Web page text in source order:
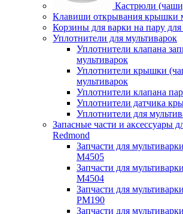
Кастрюли
Клавиши открывания крышки
Корзины для варки на пару для
Уплотнители для мультиварок
Уплотнители клапана
мультиварок
Уплотнители крышки
мультиварок
Уплотнители клапана
Уплотнители датчика
Уплотнители для
Запасные части и аксессуары
Redmond
Запчасти для
M4505
Запчасти для
M4504
Запчасти для
PM190
Запчасти для